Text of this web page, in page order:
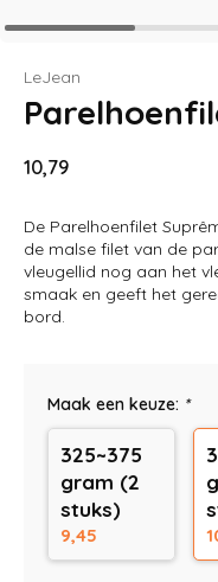
LeJean
10,79
De Parelhoenfilet
de malse filet van de
vleugellid nog aan het
smaak en geeft het
bord.
Maak een keuze: *
325~375
gram (2
stuks)
9,45